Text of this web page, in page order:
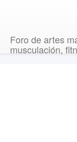
Foro de artes
musculación,